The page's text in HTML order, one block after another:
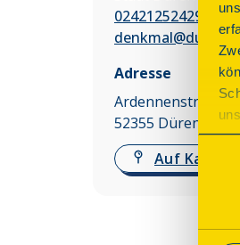
02421252429
Adresse
Ardennenstr.
52355 Düren
Auf Karte